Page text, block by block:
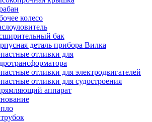
колесо
бак
деталь прибора Вилка
отливки для
отливки для электродвигателей
отливки для судостроения
аппарат